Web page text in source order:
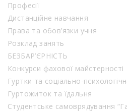
Професії
Дистанційне навчання
Права та обов’язки учня
Розклад занять
БЕЗБАР’ЄРНІСТЬ
Конкурси фахової майстерності
Гуртки та соціально-
Гуртожиток та їдальня
Студентське самоврядування